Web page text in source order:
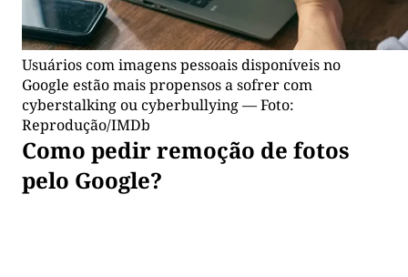
Usuários com imagens pessoais disponíveis no
Google estão mais propensos a sofrer com
cyberstalking ou cyberbullying — Foto:
Reprodução/IMDb
Como pedir remoção de fotos
pelo Google?